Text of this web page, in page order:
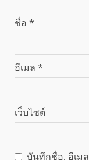
ชื่อ *
อีเมล *
เว็บไซต์
บันทึกชื่อ, อีเม